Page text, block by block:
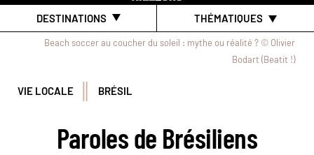
DESTINATIONS THÉMATIQUES
Beach soccer au coucher du soleil : mythe ou réalité ? © Olivier
Bodart (Beatit !)
VIE LOCALE BRÉSIL
Paroles de Brésiliens